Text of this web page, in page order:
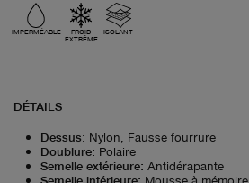
IMPERMÉABLE
FROID
EXTRÊME
ISOLANT
DÉTAILS
Dessus: Nylon, Fausse fourrure
Doublure: Polaire
Semelle extérieure: Antidérapante
Semelle intérieure: Mousse à mémoire